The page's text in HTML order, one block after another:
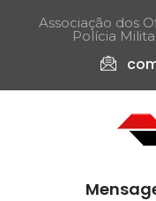
Associação dos
Polícia